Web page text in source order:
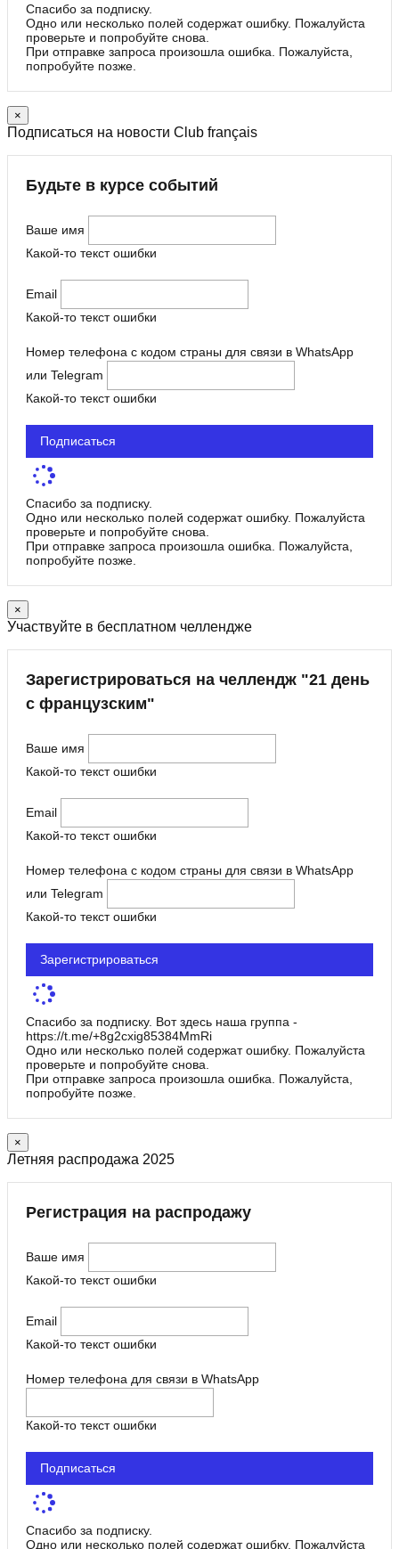
Спасибо за подписку.
Одно или несколько полей содержат ошибку. Пожалуйста
проверьте и попробуйте снова.
При отправке запроса произошла ошибка. Пожалуйста,
попробуйте позже.
×
Подписаться на новости Club français
Будьте в курсе событий
Ваше имя
Какой-то текст ошибки
Email
Какой-то текст ошибки
Номер телефона с кодом страны для связи в WhatsApp
или Telegram
Какой-то текст ошибки
Подписаться
Спасибо за подписку.
Одно или несколько полей содержат ошибку. Пожалуйста
проверьте и попробуйте снова.
При отправке запроса произошла ошибка. Пожалуйста,
попробуйте позже.
×
Участвуйте в бесплатном челлендже
Зарегистрироваться на челлендж "21 день
с французским"
Ваше имя
Какой-то текст ошибки
Email
Какой-то текст ошибки
Номер телефона с кодом страны для связи в WhatsApp
или Telegram
Какой-то текст ошибки
Зарегистрироваться
Спасибо за подписку. Вот здесь наша группа -
https://t.me/+8g2cxig85384MmRi
Одно или несколько полей содержат ошибку. Пожалуйста
проверьте и попробуйте снова.
При отправке запроса произошла ошибка. Пожалуйста,
попробуйте позже.
×
Летняя распродажа 2025
Регистрация на распродажу
Ваше имя
Какой-то текст ошибки
Email
Какой-то текст ошибки
Номер телефона для связи в WhatsApp
Какой-то текст ошибки
Подписаться
Спасибо за подписку.
Одно или несколько полей содержат ошибку. Пожалуйста